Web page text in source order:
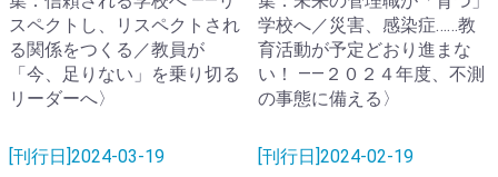
スペクトし、リスペクトされ
る関係をつくる／教員が
「今、足りない」を乗り切る
リーダーへ〉
[刊行日]2024-03-19
学校へ／災害、感染症……教
育活動が予定どおり進まな
い！ ――２０２４年度、不測
の事態に備える〉
[刊行日]2024-02-19